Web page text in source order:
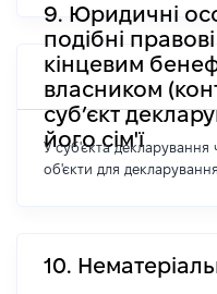
9. Юридичні
подібні
кінцевим
власником
суб’єкт
його сім'ї
У суб'єкта декларування
об'єкти для
10.